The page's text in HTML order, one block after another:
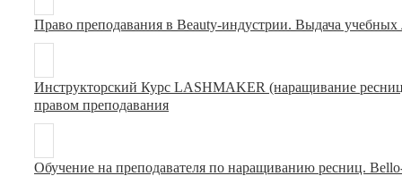
Право преподавания в Beauty-индустрии. Выдача учебных
Инструкторский Курс LASHMAKER (наращивание
правом преподавания
Обучение на преподавателя по наращиванию ресниц.